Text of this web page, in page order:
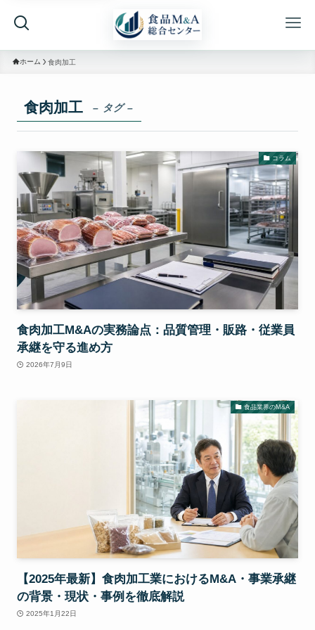
ホーム 食肉加工
食肉加工 – タグ –
コラム
食肉加工M&Aの実務論点：品質管理・販路・従業員
承継を守る進め方
2026年7月9日
食品業界のM&A
【2025年最新】食肉加工業におけるM&A・事業承継
の背景・現状・事例を徹底解説
2025年1月22日